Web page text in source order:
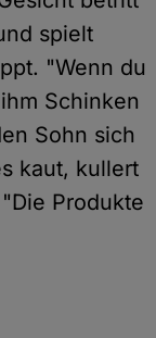
spielt
"Wenn du
Schinken
Sohn sich
kaut, kullert
Produkte